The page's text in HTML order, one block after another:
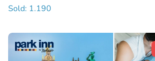
Sold: 1.190